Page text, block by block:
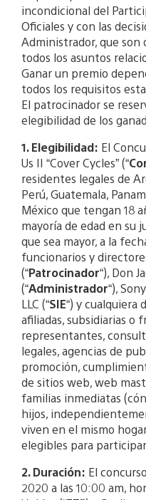
incondicional del
Oficiales y con las
Administrador, que
todos los asuntos
Ganar un premio
todos los requisitos
El patrocinador se
elegibilidad de los
1. Elegibilidad: El
Us II “Cover Cycles” (“
residentes legales de
Perú, Guatemala,
México que tengan 18
mayoría de edad en su
que sea mayor, a la
funcionarios y
(“Patrocinador“), Don
(“Administrador“),
LLC (“SIE“) y cualquiera
afiliadas, subsidiarias o
representantes,
legales, agencias de
promoción,
de sitios web, web
familias inmediatas
hijos,
viven en el mismo
elegibles para
2. Duración: El
2020 a las 10:00 am,